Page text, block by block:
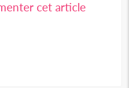
cet article